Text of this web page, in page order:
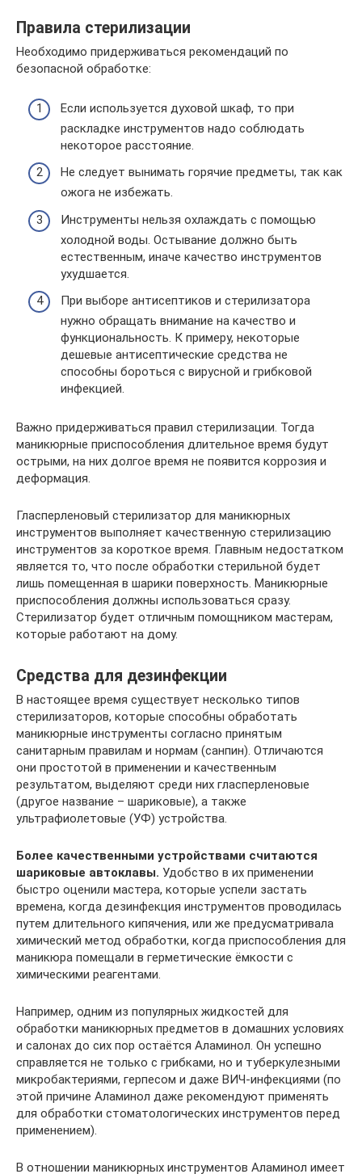
Правила стерилизации
Необходимо придерживаться рекомендаций по
безопасной обработке:
Если используется духовой шкаф, то при
раскладке инструментов надо соблюдать
некоторое расстояние.
Не следует вынимать горячие предметы, так как
ожога не избежать.
Инструменты нельзя охлаждать с помощью
холодной воды. Остывание должно быть
естественным, иначе качество инструментов
ухудшается.
При выборе антисептиков и стерилизатора
нужно обращать внимание на качество и
функциональность. К примеру, некоторые
дешевые антисептические средства не
способны бороться с вирусной и грибковой
инфекцией.
Важно придерживаться правил стерилизации. Тогда
маникюрные приспособления длительное время будут
острыми, на них долгое время не появится коррозия и
деформация.
Гласперленовый стерилизатор для маникюрных
инструментов выполняет качественную стерилизацию
инструментов за короткое время. Главным недостатком
является то, что после обработки стерильной будет
лишь помещенная в шарики поверхность. Маникюрные
приспособления должны использоваться сразу.
Стерилизатор будет отличным помощником мастерам,
которые работают на дому.
Средства для дезинфекции
В настоящее время существует несколько типов
стерилизаторов, которые способны обработать
маникюрные инструменты согласно принятым
санитарным правилам и нормам (санпин). Отличаются
они простотой в применении и качественным
результатом, выделяют среди них гласперленовые
(другое название – шариковые), а также
ультрафиолетовые (УФ) устройства.
Более качественными устройствами считаются
шариковые автоклавы. Удобство в их применении
быстро оценили мастера, которые успели застать
времена, когда дезинфекция инструментов проводилась
путем длительного кипячения, или же предусматривала
химический метод обработки, когда приспособления для
маникюра помещали в герметические ёмкости с
химическими реагентами.
Например, одним из популярных жидкостей для
обработки маникюрных предметов в домашних условиях
и салонах до сих пор остаётся Аламинол. Он успешно
справляется не только с грибками, но и туберкулезными
микробактериями, герпесом и даже ВИЧ-инфекциями (по
этой причине Аламинол даже рекомендуют применять
для обработки стоматологических инструментов перед
применением).
В отношении маникюрных инструментов Аламинол имеет